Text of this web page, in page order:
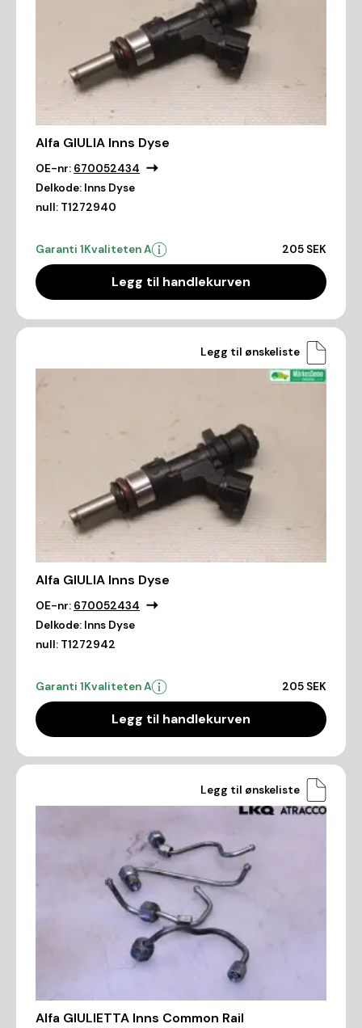
Alfa GIULIA Inns Dyse
OE-nr: 670052434
Delkode: Inns Dyse
null: T1272940
Garanti 1Kvaliteten A 205 SEK
Legg til handlekurven
Legg til ønskeliste
Alfa GIULIA Inns Dyse
OE-nr: 670052434
Delkode: Inns Dyse
null: T1272942
Garanti 1Kvaliteten A 205 SEK
Legg til handlekurven
Legg til ønskeliste
Alfa GIULIETTA Inns Common Rail